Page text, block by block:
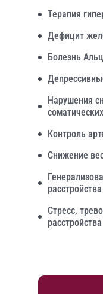
Терапия
Дефицит
Болезнь
Нарушения
Контроль
Снижение
расстройства
Стресс,
расстройства